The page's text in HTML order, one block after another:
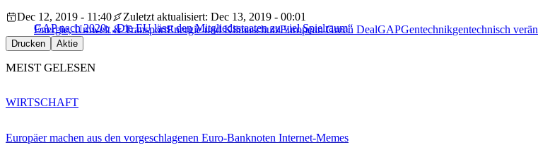
GAP nach 2020: „Die EU lässt den Mitgliedsstaaten zu viel Spielraum“
Dec 12, 2019 - 11:40
Zuletzt aktualisiert: Dec 13, 2019 - 00:01
Energie, Umwelt & TransportEnergie und KlimaschutzEuropean Green DealGAPGentechnikgentechnisch
Drucken Aktie
MEIST GELESEN
Europäer machen aus den vorgeschlagenen Euro-Banknoten Internet-Memes
WIRTSCHAFT